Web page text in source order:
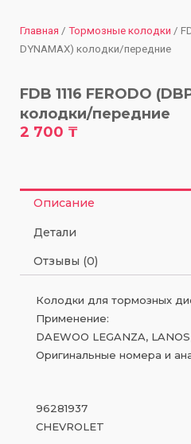
Главная / Тормозные колодки /
DYNAMAX) колодки/передние
FDB 1116 FERODO
колодки/передние
2 700 ₸
Описание
Детали
Отзывы (0)
Колодки для тормозных
Применение:
DAEWOO LEGANZA,
Оригинальные номера и
96281937
CHEVROLET